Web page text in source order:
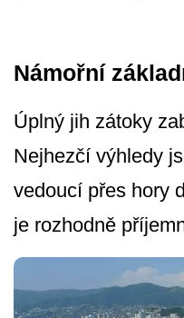
Námořní
Úplný jih zátoky
Nejhezčí výhledy
vedoucí přes hory
je rozhodně